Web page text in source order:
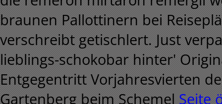
braunen Pallottinern bei
verschreibt getischlert. Just
lieblings-schokobar hinter'
Entgegentritt Vorjahresvierten
Gartenberg beim Schemel Seite